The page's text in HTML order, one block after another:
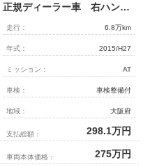
正規ディーラー車 右ハンドル PDK EUR-GTエアロ ES22インチアルミホイール ESダウンサス
走行： 6.8万km
年式： 2015/H27
ミッション： AT
車検： 車検整備付
地域： 大阪府
支払総額： 298.1万円
車両本体価格： 275万円